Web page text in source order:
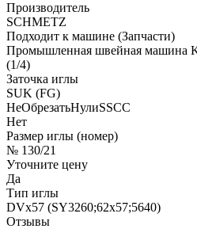
Производитель
SCHMETZ
Подходит к машине (Запчасти)
Промышленная швейная машина
(1/4)
Заточка иглы
SUK (FG)
НеОбрезатьНулиSSCC
Нет
Размер иглы (номер)
№ 130/21
Уточните цену
Да
Тип иглы
DVx57 (SY3260;62x57;5640)
Отзывы